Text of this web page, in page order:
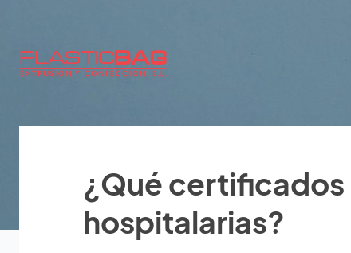
¿Qué certificados
hospitalarias?